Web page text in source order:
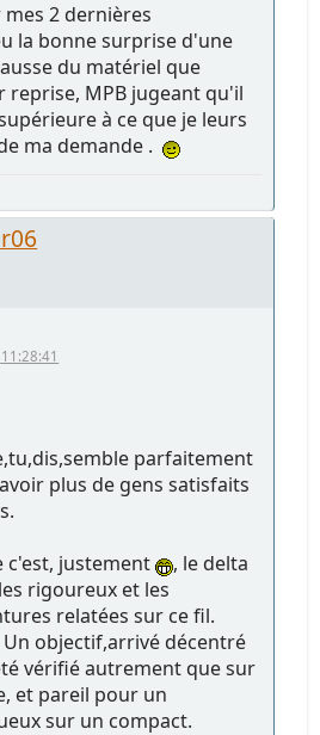
2 dernières
la bonne surprise d'une
du matériel que
reprise, MPB jugeant qu'il
à ce que je leurs
ma demande .
parfaitement
plus de gens satisfaits
c'est, justement
, le delta
rigoureux et les
relatées sur ce fil.
Un objectif,arrivé décentré
vérifié autrement que sur
et pareil pour un
sur un compact.